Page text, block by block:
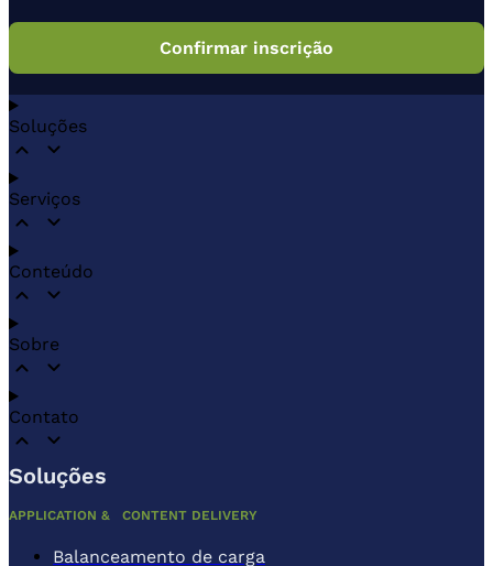
Soluções
Serviços
Conteúdo
Sobre
Contato
Soluções
APPLICATION & CONTENT DELIVERY
Balanceamento de carga